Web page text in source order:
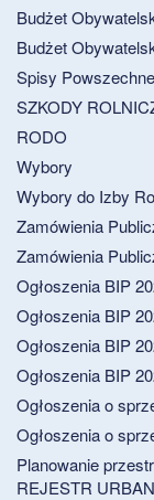
Budżet
Budżet
Spisy Powszechne
SZKODY
RODO
Wybory
Wybory do Izby
Zamówienia
Zamówienia
Ogłoszenia BIP
Ogłoszenia BIP
Ogłoszenia BIP
Ogłoszenia BIP
Ogłoszenia o
Ogłoszenia o
Planowanie
REJESTR